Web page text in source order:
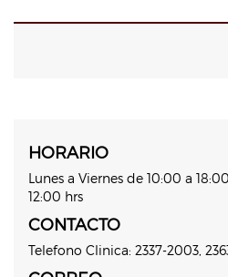
HORARIO
Lunes a Viernes de 10:00 a
12:00 hrs
CONTACTO
Telefono Clinica: 2337-2003,